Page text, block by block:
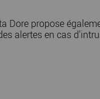
Dore propose
alertes en cas